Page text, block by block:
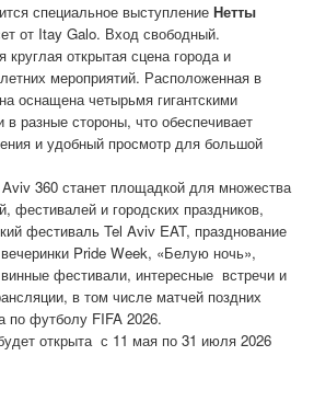
специальное выступление Нетты
от Itay Galo. Вход свободный.
открытая сцена города и
мероприятий. Расположенная в
оснащена четырьмя гигантскими
разные стороны, что обеспечивает
и удобный просмотр для большой
360 станет площадкой для множества
фестивалей и городских праздников,
фестиваль Tel Aviv EAT, празднование
Pride Week, «Белую ночь»,
фестивали, интересные встречи и
в том числе матчей поздних
по футболу FIFA 2026.
открыта с 11 мая по 31 июля 2026